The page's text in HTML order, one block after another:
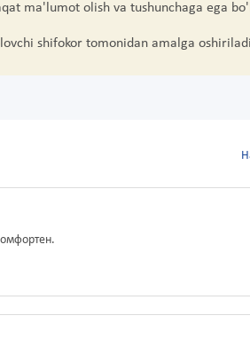
ma'lumot olish va tushunchaga ega
shifokor tomonidan amalga